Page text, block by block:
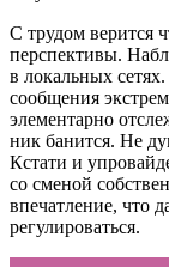
C трудом верится
перспективы.
в локальных
сообщения
элементарно
ник банится. Не
Кстати и
со сменой
впечатление, что
регулироваться.